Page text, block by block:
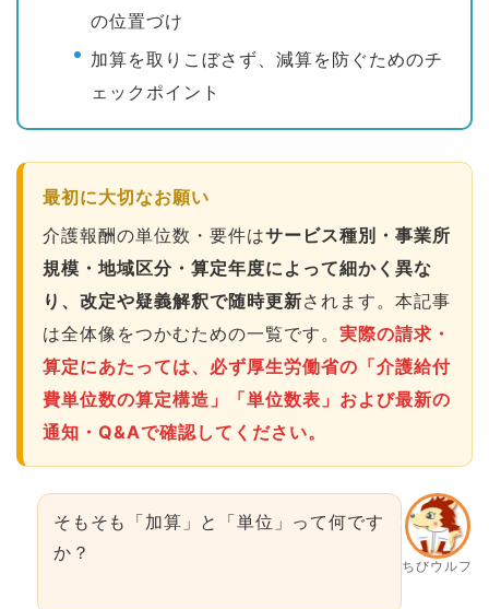
の位置づけ
加算を取りこぼさず、減算を防ぐためのチ
ェックポイント
最初に大切なお願い
介護報酬の単位数・要件はサービス種別・事業所
規模・地域区分・算定年度によって細かく異な
り、改定や疑義解釈で随時更新されます。本記事
は全体像をつかむための一覧です。 実際の請求・
算定にあたっては、必ず厚生労働省の「介護給付
費単位数の算定構造」「単位数表」および最新の
通知・Q&Aで確認してください。
ちびウルフ
そもそも「加算」と「単位」って何です
か？